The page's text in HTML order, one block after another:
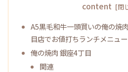
content
A5黒毛和牛一頭買いの俺の焼
目店でお値打ちランチメニュー
俺の焼肉 銀座4丁目
関連